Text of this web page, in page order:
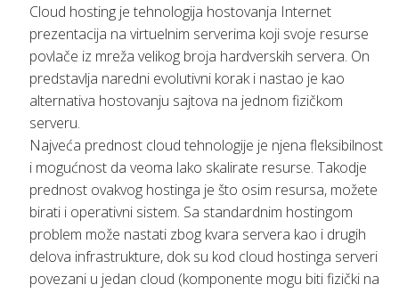
Cloud hosting je tehnologija hostovanja Internet
prezentacija na virtuelnim serverima koji svoje resurse
povlače iz mreža velikog broja hardverskih servera. On
predstavlja naredni evolutivni korak i nastao je kao
alternativa hostovanju sajtova na jednom fizičkom
serveru.
Najveća prednost cloud tehnologije je njena fleksibilnost
i mogućnost da veoma lako skalirate resurse. Takodje
prednost ovakvog hostinga je što osim resursa, možete
birati i operativni sistem. Sa standardnim hostingom
problem može nastati zbog kvara servera kao i drugih
delova infrastrukture, dok su kod cloud hostinga serveri
povezani u jedan cloud (komponente mogu biti fizički na